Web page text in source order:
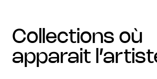
collections où
apparait